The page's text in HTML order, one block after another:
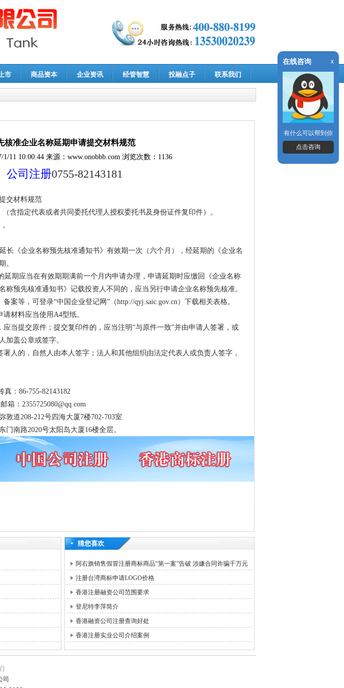
市 商品资本 企业资讯 经管智慧 投融点子 联系我们
核准企业名称延期申请提交材料规范
1/11 10:00:44来源： www.onobbb.com浏览次数：1136
公司注册0755-82143181
交材料规范
指定代表或者共同委托代理人授权委托书及身份证件复印件）。
《企业名称预先核准通知书》有效期一次（六个月），经延期的《企业名
。
延期应当在有效期期满前一个月内申请办理，申请延期时应缴回《企业名称
称预先核准通知书》记载投资人不同的，应当另行申请企业名称预先核准。
案等，可登录“中国企业登记网”（http://qyj.saic.gov.cn）下载相关表格。
材料应当使用A4型纸。
当提交原件；提交复印件的，应当注明“与原件一致”并由申请人签署，或
加盖公章或签字。
人的，自然人由本人签字；法人和其他组织由法定代表人或负责人签字，
：86-755-82143182
箱：2355725080@qq.com
道208-212号四海大厦7楼702-703室
南路2020号太阳岛大厦16楼全层。
猜您喜欢
阿右旗销售假冒注册商标商品“第一案”告破 涉嫌合同诈骗千万元
注册台湾商标申请LOGO价格
香港注册融资公司范围要求
登尼特李萍简介
香港融资公司注册查询好处
香港注册实业公司介绍案例
司
在线咨询 x
有什么可以帮到你
点击咨询